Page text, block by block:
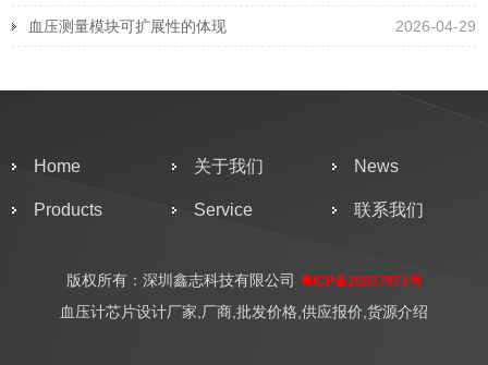
2026-04-29
血压测量模块可扩展性的体现
Home 关于我们 News
Products Service 联系我们
版权所有：深圳鑫志科技有限公司 粤ICP备20037973号
血压计芯片设计厂家,厂商,批发价格,供应报价,货源介绍